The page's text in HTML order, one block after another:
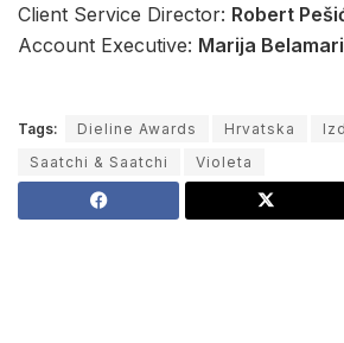
Client Service Director: Robert
Account Executive: Marija
Tags: Dieline Awards Hrvatska
Saatchi & Saatchi
Violeta